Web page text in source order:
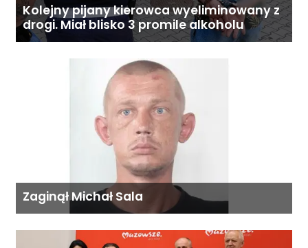
Kolejny pijany kierowca wyeliminowany z
drogi. Miał blisko 3 promile alkoholu
Zaginął Michał Sala